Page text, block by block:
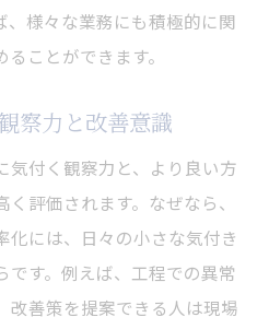
、様々な業務にも積極的に関
ことができます。
察力と改善意識
気付く観察力と、より良い方
評価されます。なぜなら、
化には、日々の小さな気付き
です。例えば、工程での異常
改善策を提案できる人は現場